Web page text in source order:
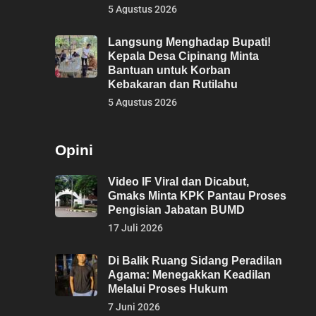
5 Agustus 2026
Langsung Menghadap Bupati!
Kepala Desa Cipinang Minta
Bantuan untuk Korban
Kebakaran dan Rutilahu
5 Agustus 2026
Opini
Video IF Viral dan Dicabut,
Gmaks Minta KPK Pantau Proses
Pengisian Jabatan BUMD
17 Juli 2026
Di Balik Ruang Sidang Peradilan
Agama: Menegakkan Keadilan
Melalui Proses Hukum
7 Juni 2026